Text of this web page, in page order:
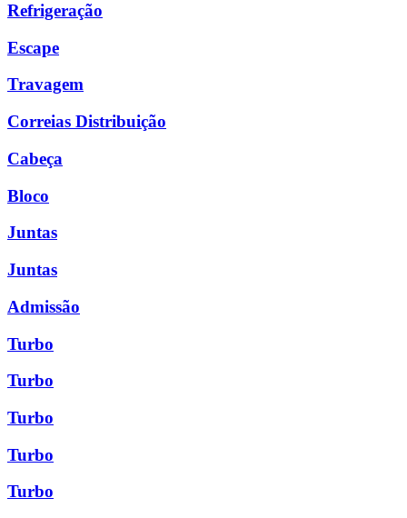
Refrigeração
Escape
Travagem
Correias Distribuição
Cabeça
Bloco
Juntas
Juntas
Admissão
Turbo
Turbo
Turbo
Turbo
Turbo